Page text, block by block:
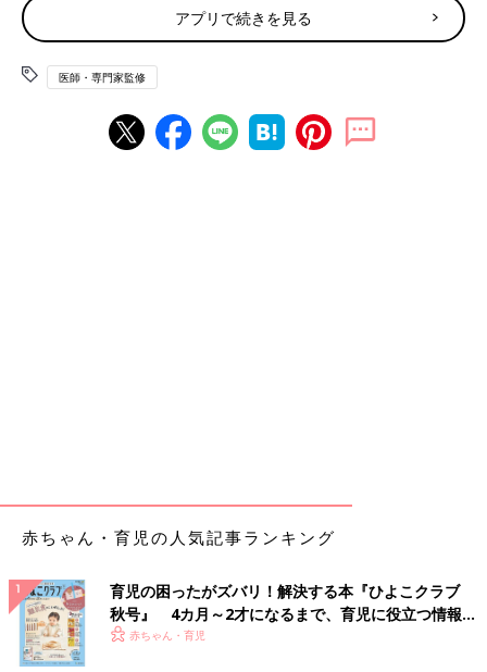
□無精ヒゲ
□肌のテカリ
□伸びた爪
□服がシワだらけ
いかがでしたか？ 当てはまる数が多いほど、清潔感とは真逆の
身だしなみとは、簡単にいうと人に不快感を与えないような外見
やふるまいという意味です。以下にご紹介する基本ルールを試し
てみましょう。
アプリで続きを見る
医師・専門家監修
赤ちゃん・育児の人気記事ランキング
育児の困ったがズバリ！解決する本『ひよこクラブ
秋号』 4カ月～2才になるまで、育児に役立つ情報が
いっぱい！
赤ちゃん・育児